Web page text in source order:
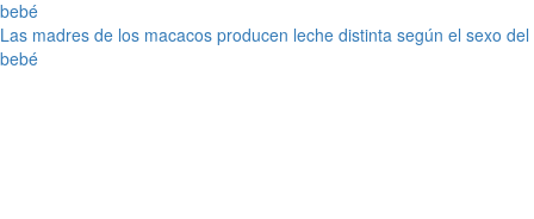
Las madres de los macacos producen leche distinta según el sexo del
bebé